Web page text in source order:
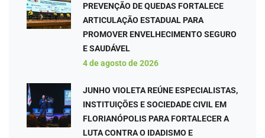
PREVENÇÃO DE QUEDAS FORTALECE
ARTICULAÇÃO ESTADUAL PARA
PROMOVER ENVELHECIMENTO SEGURO
E SAUDÁVEL
4 de agosto de 2026
JUNHO VIOLETA REÚNE ESPECIALISTAS,
INSTITUIÇÕES E SOCIEDADE CIVIL EM
FLORIANÓPOLIS PARA FORTALECER A
LUTA CONTRA O IDADISMO E